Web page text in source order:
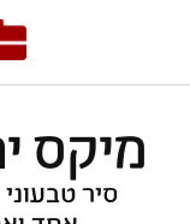
מיקס
סיר